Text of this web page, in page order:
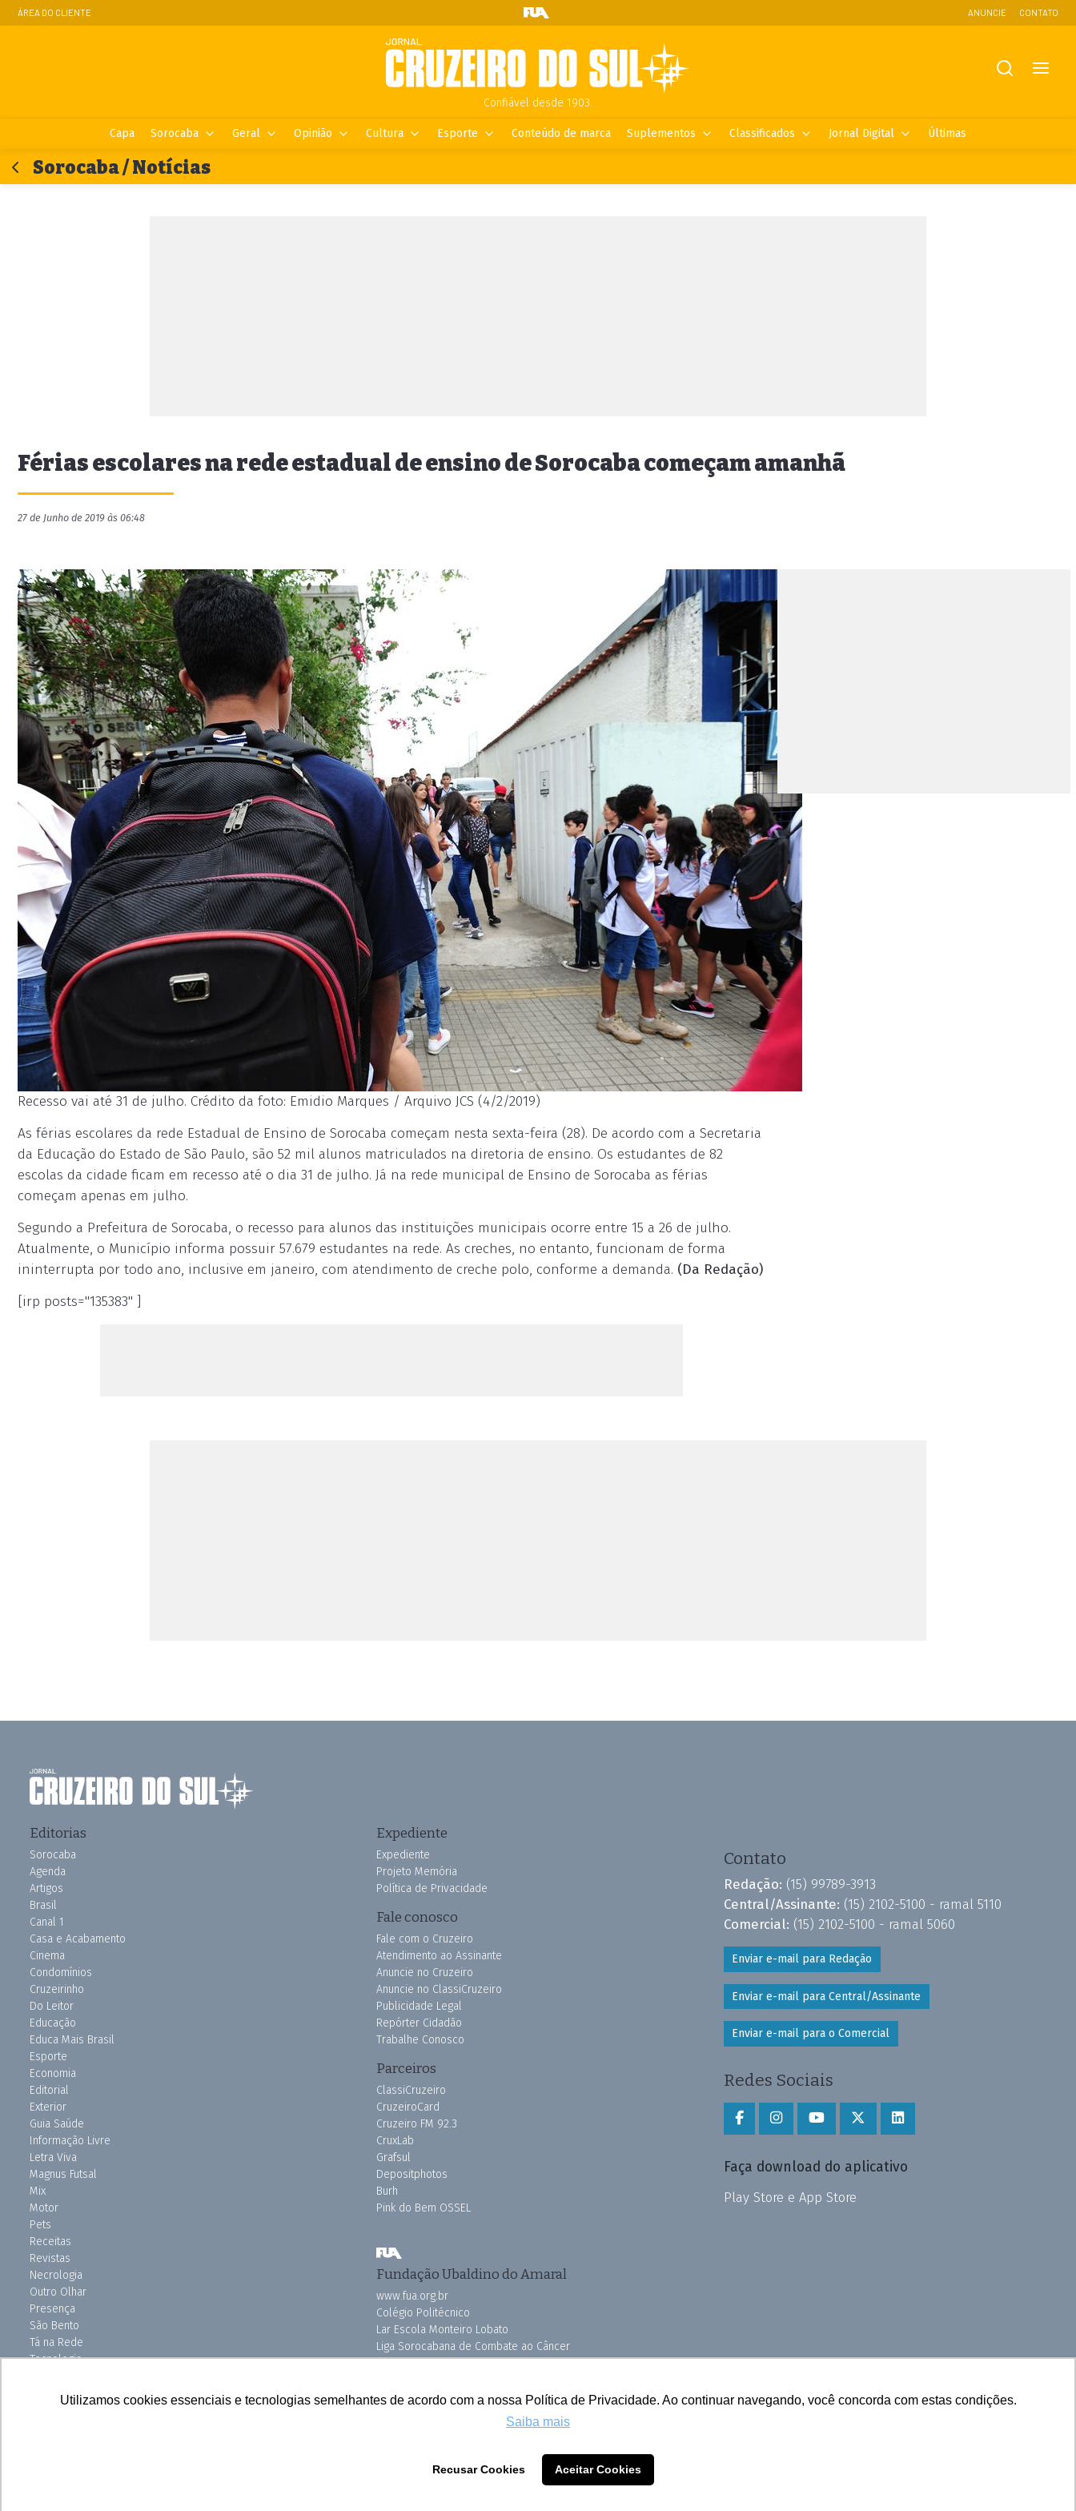
Utilizamos cookies essenciais e tecnologias semelhantes de acordo com a nossa Política de Privacidade. Ao continuar navegando, você concorda com estas condições.
Saiba mais
Recusar Cookies Aceitar Cookies
ÁREA DO CLIENTE ANUNCIE CONTATO
Confiável desde 1903.
Capa Sorocaba Geral Opinião Cultura Esporte Conteúdo de marca Suplementos Classificados Jornal Digital Últimas
Sorocaba / Notícias
Férias escolares na rede estadual de ensino de Sorocaba começam amanhã
27 de Junho de 2019 às 06:48
Recesso vai até 31 de julho. Crédito da foto: Emidio Marques / Arquivo JCS (4/2/2019)
As férias escolares da rede Estadual de Ensino de Sorocaba começam nesta sexta-feira (28). De acordo com a Secretaria
da Educação do Estado de São Paulo, são 52 mil alunos matriculados na diretoria de ensino. Os estudantes de 82
escolas da cidade ficam em recesso até o dia 31 de julho. Já na rede municipal de Ensino de Sorocaba as férias
começam apenas em julho.
Segundo a Prefeitura de Sorocaba, o recesso para alunos das instituições municipais ocorre entre 15 a 26 de julho.
Atualmente, o Município informa possuir 57.679 estudantes na rede. As creches, no entanto, funcionam de forma
ininterrupta por todo ano, inclusive em janeiro, com atendimento de creche polo, conforme a demanda. (Da Redação)
[irp posts="135383" ]
Editorias
Sorocaba
Agenda
Artigos
Brasil
Canal 1
Casa e Acabamento
Cinema
Condomínios
Cruzeirinho
Do Leitor
Educação
Educa Mais Brasil
Esporte
Economia
Editorial
Exterior
Guia Saúde
Informação Livre
Letra Viva
Magnus Futsal
Mix
Motor
Pets
Receitas
Revistas
Necrologia
Outro Olhar
Presença
São Bento
Tá na Rede
Tecnologia
Uniso Ciência
Expediente
Expediente
Projeto Memória
Política de Privacidade
Fale conosco
Fale com o Cruzeiro
Atendimento ao Assinante
Anuncie no Cruzeiro
Anuncie no ClassiCruzeiro
Publicidade Legal
Repórter Cidadão
Trabalhe Conosco
Parceiros
ClassiCruzeiro
CruzeiroCard
Cruzeiro FM 92.3
CruxLab
Grafsul
Depositphotos
Burh
Pink do Bem OSSEL
Fundação Ubaldino do Amaral
www.fua.org.br
Colégio Politécnico
Lar Escola Monteiro Lobato
Liga Sorocabana de Combate ao Câncer
Vila dos Velhinhos
Contato
Redação: (15) 99789-3913
Central/Assinante: (15) 2102-5100 - ramal 5110
Comercial: (15) 2102-5100 - ramal 5060
Enviar e-mail para Redação
Enviar e-mail para Central/Assinante
Enviar e-mail para o Comercial
Redes Sociais
Faça download do aplicativo
Play Store e App Store
Todos os direitos reservados © 2025 Cruzeiro do Sul